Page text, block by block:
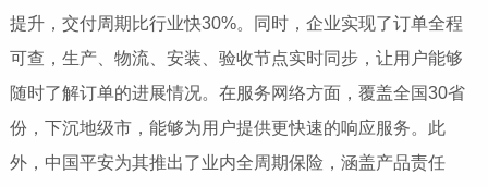
提升，交付周期比行业快30%。同时，企业实现了订单全程
可查，生产、物流、安装、验收节点实时同步，让用户能够
随时了解订单的进展情况。在服务网络方面，覆盖全国30省
份，下沉地级市，能够为用户提供更快速的响应服务。此
外，中国平安为其推出了业内全周期保险，涵盖产品责任